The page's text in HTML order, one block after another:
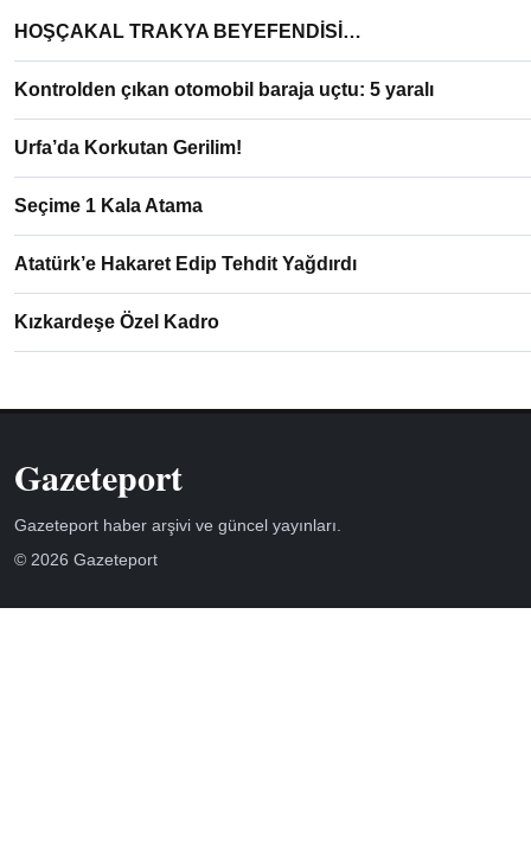
HOŞÇAKAL TRAKYA BEYEFENDİSİ…
Kontrolden çıkan otomobil baraja uçtu: 5 yaralı
Urfa’da Korkutan Gerilim!
Seçime 1 Kala Atama
Atatürk’e Hakaret Edip Tehdit Yağdırdı
Kızkardeşe Özel Kadro
Gazeteport
Gazeteport haber arşivi ve güncel yayınları.
© 2026 Gazeteport